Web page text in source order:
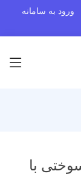
ورود به سامانه
با